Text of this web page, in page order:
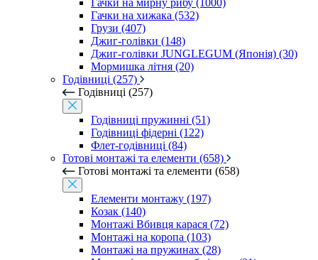
Гачки на мирну рибу (1000)
Гачки на хижака (532)
Грузи (407)
Джиг-голівки (148)
Джиг-голівки JUNGLEGUM (Японія) (30)
Мормишка літня (20)
Годівниці (257)
Годівниці (257)
Годівниці пружинні (51)
Годівниці фідерні (122)
Флет-годівниці (84)
Готові монтажі та елементи (658)
Готові монтажі та елементи (658)
Елементи монтажу (197)
Козак (140)
Монтажі Вбивця карася (72)
Монтажі на коропа (103)
Монтажі на пружинах (28)